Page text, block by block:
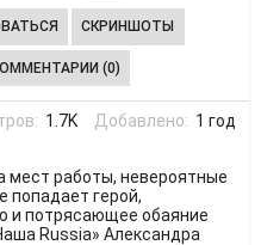
СКРИНШОТЫ
(0)
1.7K Добавлено: 1 год
мест работы, невероятные
попадает герой,
и потрясающее обаяние
Russia» Александра